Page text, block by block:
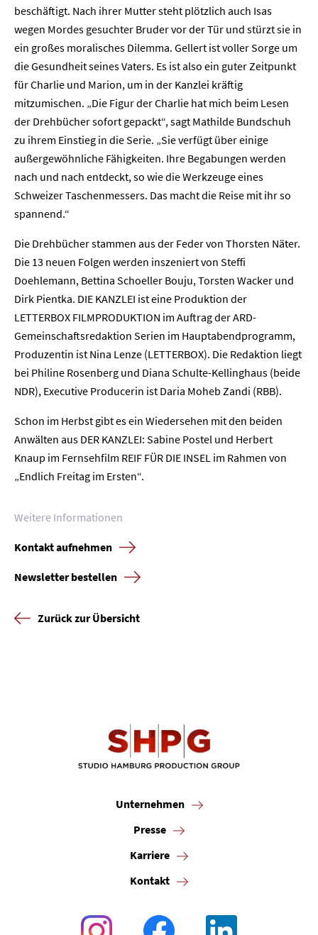
beschäftigt. Nach ihrer Mutter steht plötzlich auch Isas
wegen Mordes gesuchter Bruder vor der Tür und stürzt sie in
ein großes moralisches Dilemma. Gellert ist voller Sorge um
die Gesundheit seines Vaters. Es ist also ein guter Zeitpunkt
für Charlie und Marion, um in der Kanzlei kräftig
mitzumischen. „Die Figur der Charlie hat mich beim Lesen
der Drehbücher sofort gepackt“, sagt Mathilde Bundschuh
zu ihrem Einstieg in die Serie. „Sie verfügt über einige
außergewöhnliche Fähigkeiten. Ihre Begabungen werden
nach und nach entdeckt, so wie die Werkzeuge eines
Schweizer Taschenmessers. Das macht die Reise mit ihr so
spannend.“
Die Drehbücher stammen aus der Feder von Thorsten Näter.
Die 13 neuen Folgen werden inszeniert von Steffi
Doehlemann, Bettina Schoeller Bouju, Torsten Wacker und
Dirk Pientka. DIE KANZLEI ist eine Produktion der
LETTERBOX FILMPRODUKTION im Auftrag der ARD-
Gemeinschaftsredaktion Serien im Hauptabendprogramm,
Produzentin ist Nina Lenze (LETTERBOX). Die Redaktion liegt
bei Philine Rosenberg und Diana Schulte-Kellinghaus (beide
NDR), Executive Producerin ist Daria Moheb Zandi (RBB).
Schon im Herbst gibt es ein Wiedersehen mit den beiden
Anwälten aus DER KANZLEI: Sabine Postel und Herbert
Knaup im Fernsehfilm REIF FÜR DIE INSEL im Rahmen von
„Endlich Freitag im Ersten“.
Weitere Informationen
Kontakt aufnehmen
Newsletter bestellen
Zurück zur Übersicht
Unternehmen
Presse
Karriere
Kontakt
Home
Unternehmen
Presse
Karriere
Kontakt
Newsletter Datenschutz